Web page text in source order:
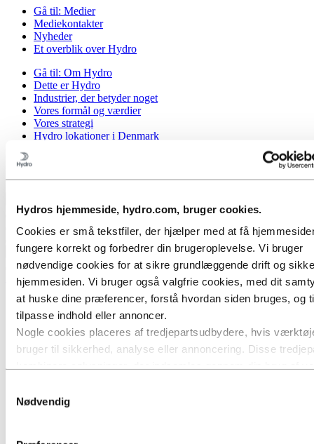
Hydros hjemmeside, hydro.com, bruger cookies.
Cookies er små tekstfiler, der hjælper med at få
fungere korrekt og forbedrer din brugeroplevelse. Vi bruger
nødvendige cookies for at sikre grundlæggende drift og
hjemmesiden. Vi bruger også valgfrie cookies, med dit
at huske dine præferencer, forstå hvordan siden bruges, og
tilpasse indhold eller annoncer.
Nogle cookies placeres af tredjepartsudbydere, hvis
bruger til sikkerhed, analyse eller annoncering. Disse
har indsamlet gennem din brug af deres tjenester. Den
Nødvendig
Gå til: Medier
Mediekontakter
Nyheder
Et overblik over Hydro
Gå til: Om Hydro
Dette er Hydro
Industrier, der betyder noget
Vores formål og værdier
Vores strategi
Hydro lokationer i Denmark
Luk
Aluminium
Produkter
Industrier vi leverer til
Biler
Byggeri & anlæg
Døre og vinduer
HVACR